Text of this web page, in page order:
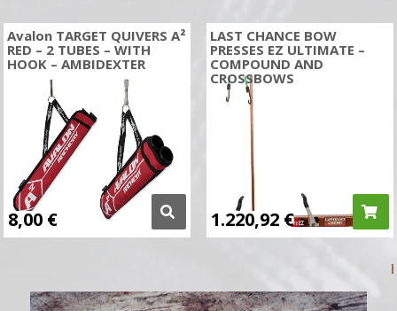
Avalon TARGET QUIVERS A²
RED – 2 TUBES – WITH
HOOK – AMBIDEXTER
8,00 €
LAST CHANCE BOW
PRESSES EZ ULTIMATE –
COMPOUND AND
CROSSBOWS
1.220,92 €